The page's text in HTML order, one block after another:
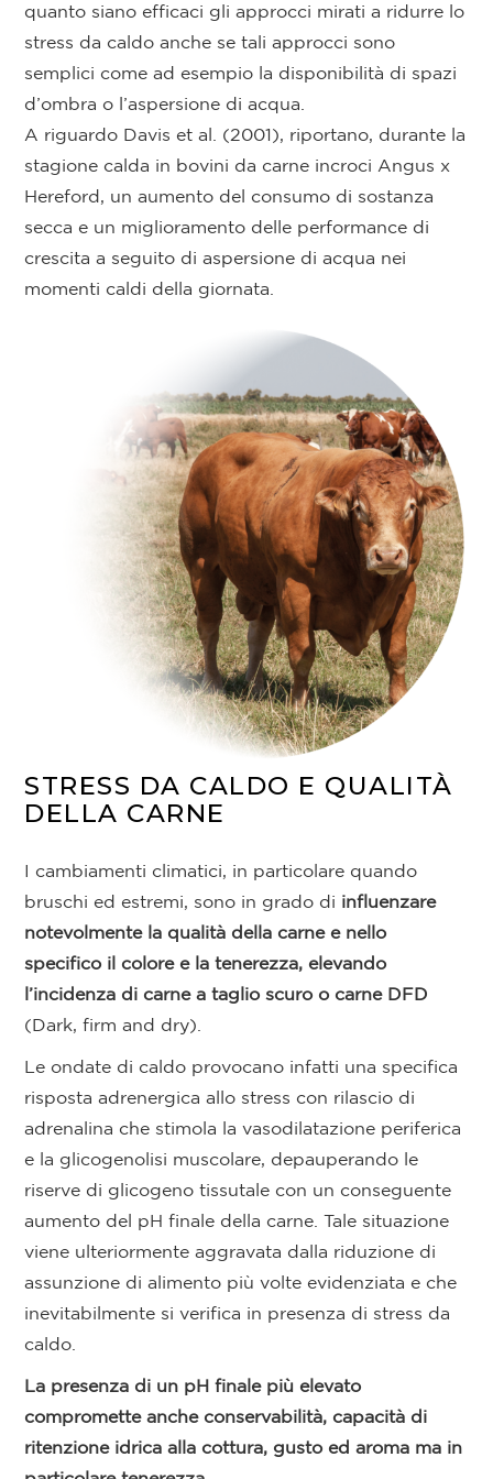
quanto siano efficaci gli approcci mirati a ridurre lo
stress da caldo anche se tali approcci sono
semplici come ad esempio la disponibilità di spazi
d’ombra o l’aspersione di acqua.
A riguardo Davis et al. (2001), riportano, durante la
stagione calda in bovini da carne incroci Angus x
Hereford, un aumento del consumo di sostanza
secca e un miglioramento delle performance di
crescita a seguito di aspersione di acqua nei
momenti caldi della giornata.
STRESS DA CALDO E QUALITÀ
DELLA CARNE
I cambiamenti climatici, in particolare quando
bruschi ed estremi, sono in grado di influenzare
notevolmente la qualità della carne e nello
specifico il colore e la tenerezza, elevando
l’incidenza di carne a taglio scuro o carne DFD
(Dark, firm and dry).
Le ondate di caldo provocano infatti una specifica
risposta adrenergica allo stress con rilascio di
adrenalina che stimola la vasodilatazione periferica
e la glicogenolisi muscolare, depauperando le
riserve di glicogeno tissutale con un conseguente
aumento del pH finale della carne. Tale situazione
viene ulteriormente aggravata dalla riduzione di
assunzione di alimento più volte evidenziata e che
inevitabilmente si verifica in presenza di stress da
caldo.
La presenza di un pH finale più elevato
compromette anche conservabilità, capacità di
ritenzione idrica alla cottura, gusto ed aroma ma in